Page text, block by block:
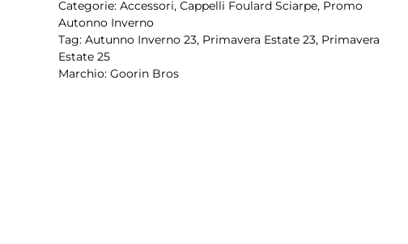
Categorie:Accessori,Cappelli Foulard Sciarpe, Promo
Autonno Inverno
Tag:Autunno Inverno 23, Primavera Estate 23, Primavera
Estate 25
Marchio:Goorin Bros